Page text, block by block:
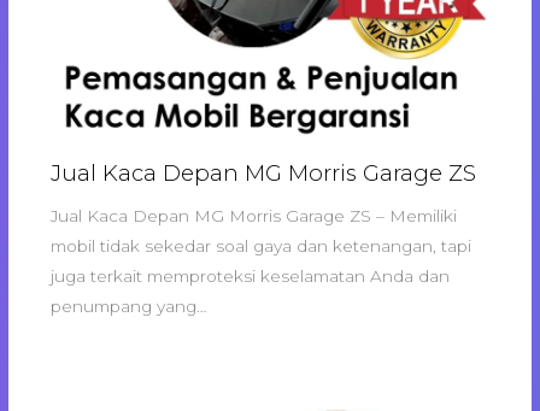
Jual Kaca Depan MG Morris Garage ZS
Jual Kaca Depan MG Morris Garage ZS – Memiliki
mobil tidak sekedar soal gaya dan ketenangan, tapi
juga terkait memproteksi keselamatan Anda dan
penumpang yang…